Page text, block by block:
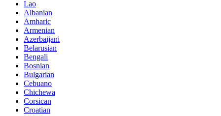
Lao
Albanian
Amharic
Armenian
Azerbaijani
Belarusian
Bengali
Bosnian
Bulgarian
Cebuano
Chichewa
Corsican
Croatian